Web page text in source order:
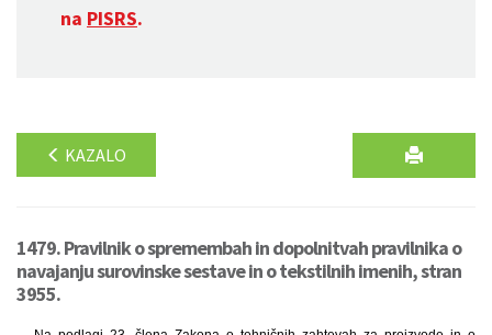
na PISRS.
KAZALO
1479. Pravilnik o spremembah in dopolnitvah pravilnika o
navajanju surovinske sestave in o tekstilnih imenih, stran
3955.